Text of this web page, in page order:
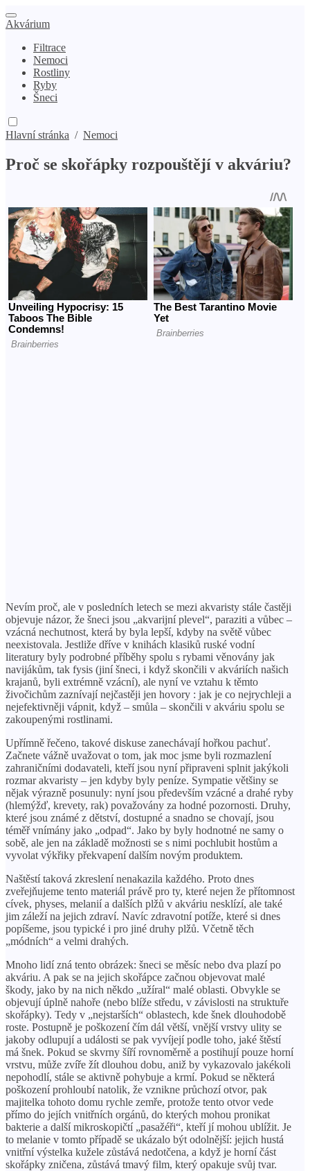
Akvárium
Filtrace
Nemoci
Rostliny
Ryby
Šneci
Hlavní stránka / Nemoci
Proč se skořápky rozpouštějí v akváriu?
Nevím proč, ale v posledních letech se mezi akvaristy stále častěji
objevuje názor, že šneci jsou „akvarijní plevel“, paraziti a vůbec –
vzácná nechutnost, která by byla lepší, kdyby na světě vůbec
neexistovala. Jestliže dříve v knihách klasiků ruské vodní
literatury byly podrobné příběhy spolu s rybami věnovány jak
navijákům, tak fysis (jiní šneci, i když skončili v akváriích našich
krajanů, byli extrémně vzácní), ale nyní ve vztahu k těmto
živočichům zaznívají nejčastěji jen hovory : jak je co nejrychleji a
nejefektivněji vápnit, když – smůla – skončili v akváriu spolu se
zakoupenými rostlinami.
Upřímně řečeno, takové diskuse zanechávají hořkou pachuť.
Začnete vážně uvažovat o tom, jak moc jsme byli rozmazlení
zahraničními dodavateli, kteří jsou nyní připraveni splnit jakýkoli
rozmar akvaristy – jen kdyby byly peníze. Sympatie většiny se
nějak výrazně posunuly: nyní jsou především vzácné a drahé ryby
(hlemýžď, krevety, rak) považovány za hodné pozornosti. Druhy,
které jsou známé z dětství, dostupné a snadno se chovají, jsou
téměř vnímány jako „odpad“. Jako by byly hodnotné ne samy o
sobě, ale jen na základě možnosti se s nimi pochlubit hostům a
vyvolat výkřiky překvapení dalším novým produktem.
Naštěstí taková zkreslení nenakazila každého. Proto dnes
zveřejňujeme tento materiál právě pro ty, které nejen že přítomnost
cívek, physes, melanií a dalších plžů v akváriu nesklízí, ale také
jim záleží na jejich zdraví. Navíc zdravotní potíže, které si dnes
popíšeme, jsou typické i pro jiné druhy plžů. Včetně těch
„módních“ a velmi drahých.
Mnoho lidí zná tento obrázek: šneci se měsíc nebo dva plazí po
akváriu. A pak se na jejich skořápce začnou objevovat malé
škody, jako by na nich někdo „užíral“ malé oblasti. Obvykle se
objevují úplně nahoře (nebo blíže středu, v závislosti na struktuře
skořápky). Tedy v „nejstarších“ oblastech, kde šnek dlouhodobě
roste. Postupně je poškození čím dál větší, vnější vrstvy ulity se
jakoby odlupují a události se pak vyvíjejí podle toho, jaké štěstí
má šnek. Pokud se skvrny šíří rovnoměrně a postihují pouze horní
vrstvu, může zvíře žít dlouhou dobu, aniž by vykazovalo jakékoli
nepohodlí, stále se aktivně pohybuje a krmí. Pokud se některá
poškození prohloubí natolik, že vznikne průchozí otvor, pak
majitelka tohoto domu rychle zemře, protože tento otvor vede
přímo do jejích vnitřních orgánů, do kterých mohou pronikat
bakterie a další mikroskopičtí „pasažéři“, kteří jí mohou ublížit. Je
to melanie v tomto případě se ukázalo být odolnější: jejich hustá
vnitřní výstelka kužele zůstává nedotčena, a když je horní část
skořápky zničena, zůstává tmavý film, který opakuje svůj tvar.